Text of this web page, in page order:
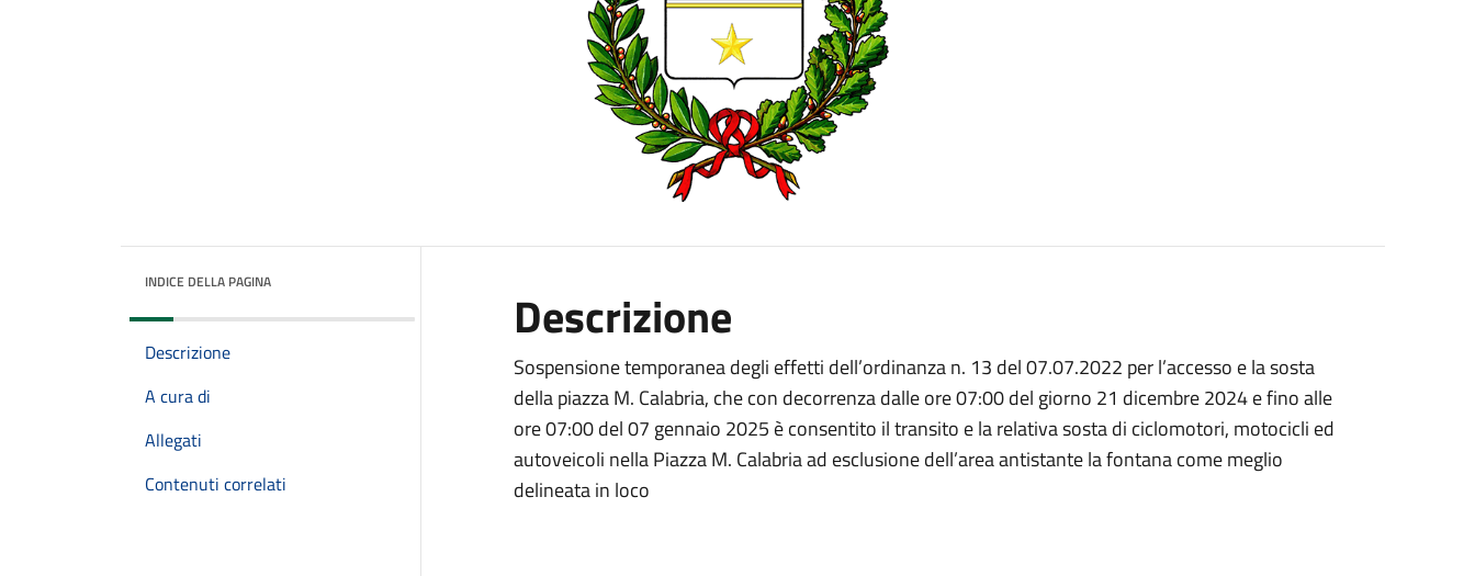
INDICE DELLA PAGINA
Descrizione
A cura di
Allegati
Contenuti correlati
Descrizione
Sospensione temporanea degli effetti dell’ordinanza n. 13 del 07.07.2022 per l’accesso e la sosta
della piazza M. Calabria, che con decorrenza dalle ore 07:00 del giorno 21 dicembre 2024 e fino alle
ore 07:00 del 07 gennaio 2025 è consentito il transito e la relativa sosta di ciclomotori, motocicli ed
autoveicoli nella Piazza M. Calabria ad esclusione dell’area antistante la fontana come meglio
delineata in loco